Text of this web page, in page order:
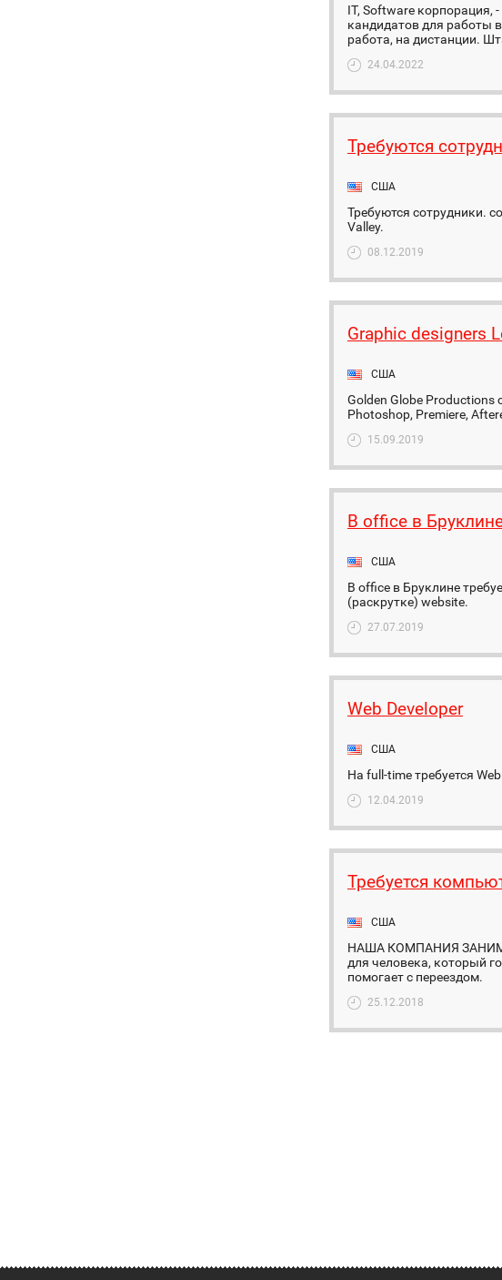
IT, Software корпорация,
кандидатов для работы
работа, на дистанции.
24.04.2022
Требуются
США
Требуются сотрудники.
Valley.
08.12.2019
Graphic designers
США
Golden Globe Productions
Photoshop, Premiere,
15.09.2019
B office в
США
B office в Бруклине
(раскрутке) website.
27.07.2019
Web Developer
США
На full-time требуется
12.04.2019
Требуется
США
НАША КОМПАНИЯ
для человека, который
помогает с переездом.
25.12.2018